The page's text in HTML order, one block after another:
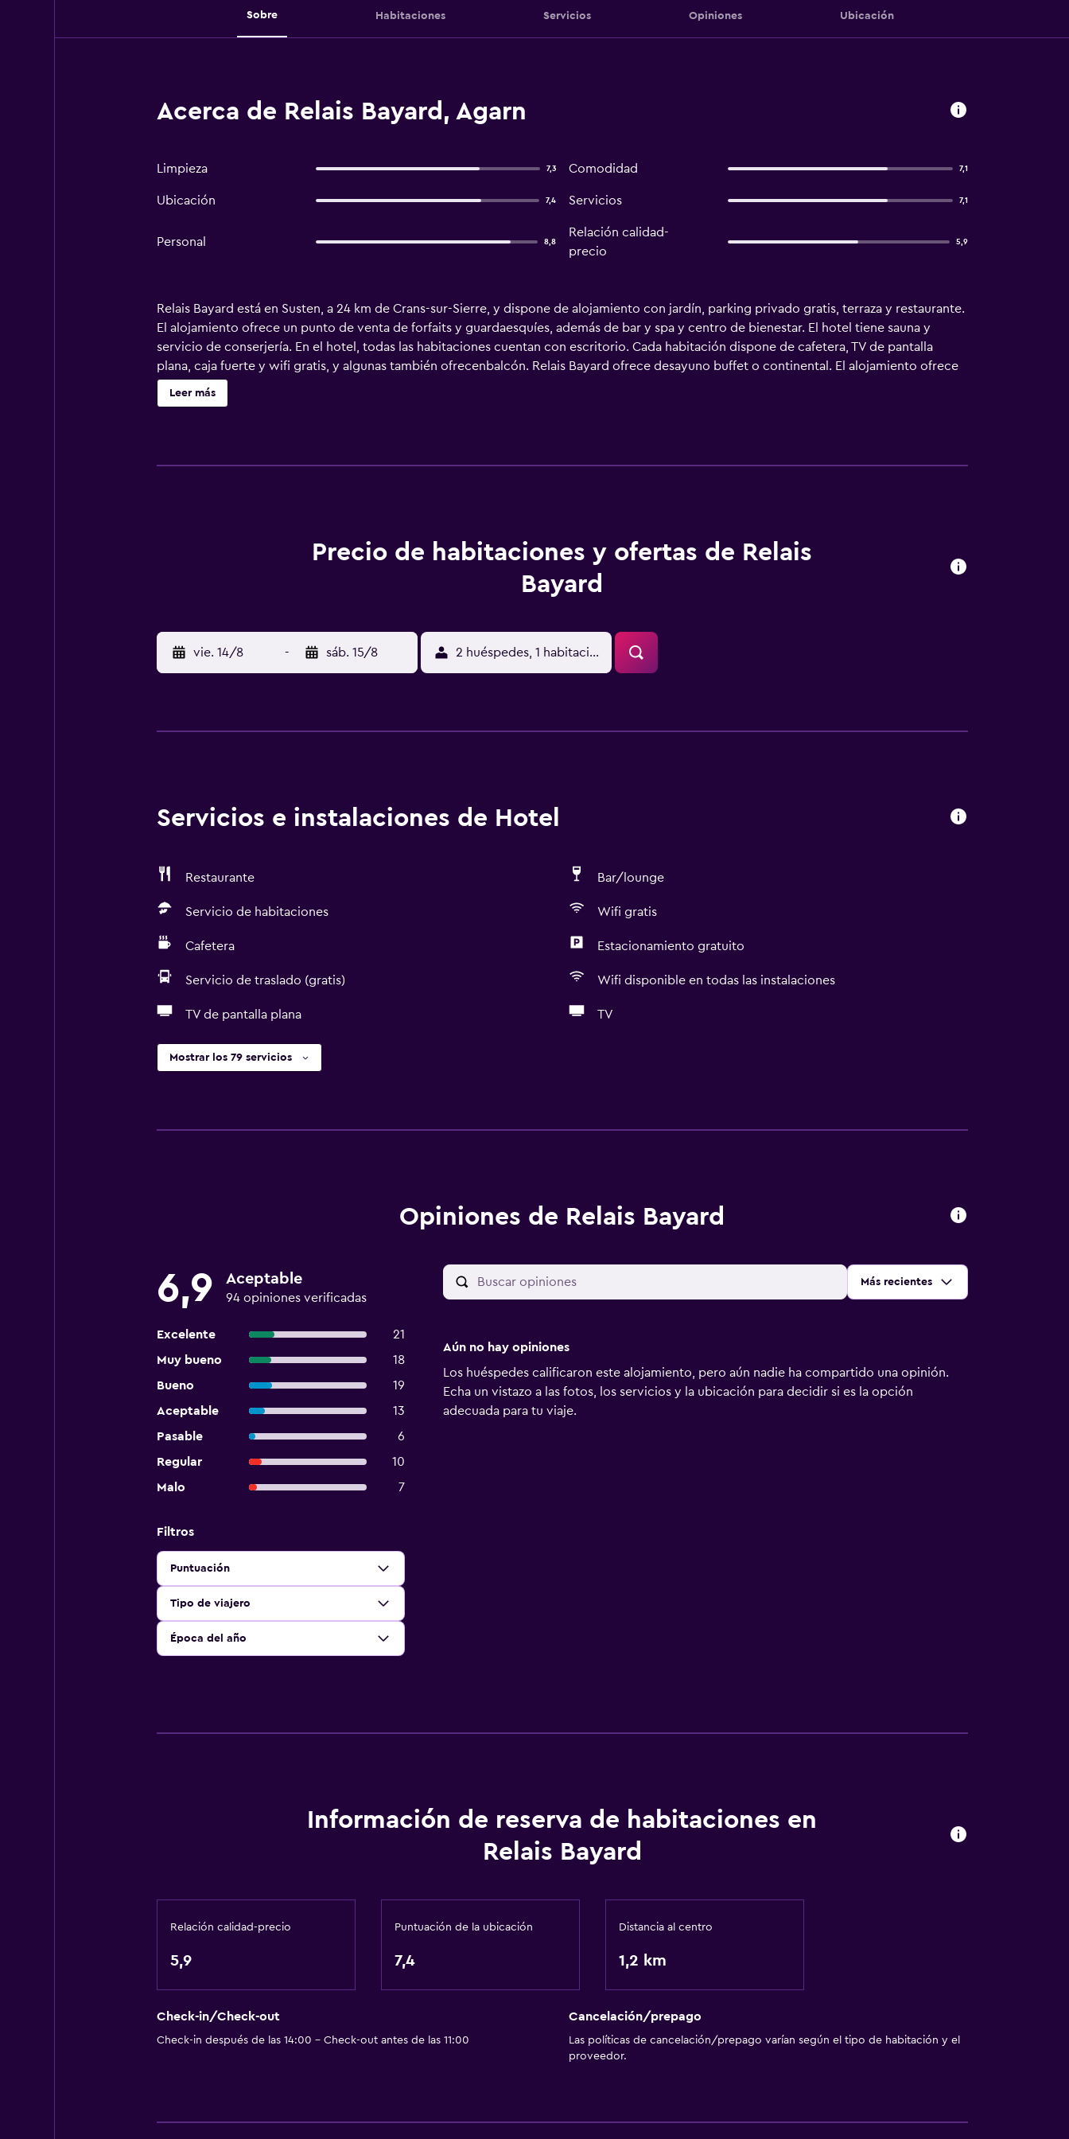
Sobre Habitaciones Servicios Opiniones Ubicación
Acerca de Relais Bayard, Agarn
Limpieza 7,3 Comodidad 7,1
Ubicación 7,4 Servicios 7,1
Personal 8,8
Relación calidad-
precio
5,9
Relais Bayard está en Susten, a 24 km de Crans-sur-Sierre, y dispone de alojamiento con jardín, parking privado gratis, terraza y restaurante.
El alojamiento ofrece un punto de venta de forfaits y guardaesquíes, además de bar y spa y centro de bienestar. El hotel tiene sauna y
servicio de conserjería. En el hotel, todas las habitaciones cuentan con escritorio. Cada habitación dispone de cafetera, TV de pantalla
plana, caja fuerte y wifi gratis, y algunas también ofrecenbalcón. Relais Bayard ofrece desayuno buffet o continental. El alojamiento ofrece
zona de juegos infantil. Se puede jugar al ping-pong en este hotel de 3 estrellas, y la zona es ideal para practicar senderismo y esquí. Sion
está a 26 km del alojamiento, y Mont Fort está a 43 km.
Leer más
Precio de habitaciones y ofertas de Relais
Bayard
vie. 14/8 - sáb. 15/8 2 huéspedes, 1 habitación
Servicios e instalaciones de Hotel
Restaurante Bar/lounge
Servicio de habitaciones Wifi gratis
Cafetera Estacionamiento gratuito
Servicio de traslado (gratis) Wifi disponible en todas las instalaciones
TV de pantalla plana TV
Mostrar los 79 servicios
Opiniones de Relais Bayard
6,9 Aceptable
94 opiniones verificadas
Excelente
21
Muy bueno
18
Bueno
19
Aceptable
13
Pasable
6
Regular
10
Malo
7
Ordenar por:
Más recientes
Filtros
Puntuación
Tipo de viajero
Época del año
Aún no hay opiniones
Los huéspedes calificaron este alojamiento, pero aún nadie ha compartido una opinión.
Echa un vistazo a las fotos, los servicios y la ubicación para decidir si es la opción
adecuada para tu viaje.
Información de reserva de habitaciones en
Relais Bayard
Relación calidad-precio
5,9
Puntuación de la ubicación
7,4
Distancia al centro
1,2 km
Check-in/Check-out
Check-in después de las 14:00 - Check-out antes de las 11:00
Cancelación/prepago
Las políticas de cancelación/prepago varían según el tipo de habitación y el
proveedor.